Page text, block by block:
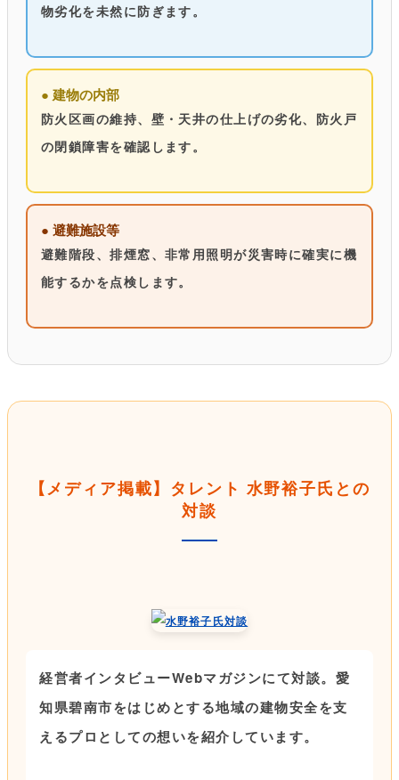
物劣化を未然に防ぎます。
● 建物の内部
防火区画の維持、壁・天井の仕上げの劣化、防火戸
の閉鎖障害を確認します。
● 避難施設等
避難階段、排煙窓、非常用照明が災害時に確実に機
能するかを点検します。
【メディア掲載】タレント 水野裕子氏との
対談
経営者インタビューWebマガジンにて対談。愛
知県碧南市をはじめとする地域の建物安全を支
えるプロとしての想いを紹介しています。